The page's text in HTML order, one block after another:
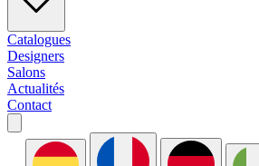
Catalogues
Designers
Salons
Actualités
Contact